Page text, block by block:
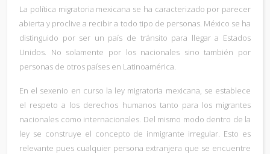
La política migratoria mexicana se ha caracterizado por parecer
abierta y proclive a recibir a todo tipo de personas. México se ha
distinguido por ser un país de tránsito para llegar a Estados
Unidos. No solamente por los nacionales sino también por
personas de otros países en Latinoamérica.
En el sexenio en curso la ley migratoria mexicana, se establece
el respeto a los derechos humanos tanto para los migrantes
nacionales como internacionales. Del mismo modo dentro de la
ley se construye el concepto de inmigrante irregular. Esto es
relevante pues cualquier persona extranjera que se encuentre